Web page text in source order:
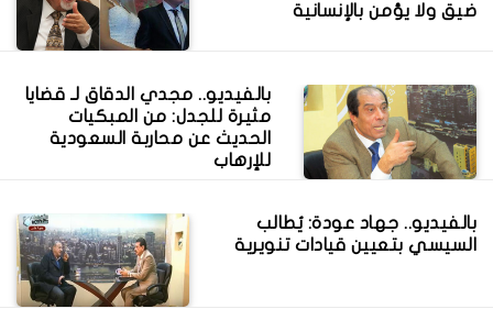
ضيق ولا يؤمن بالإنسانية
بالفيديو.. مجدي الدقاق لـ قضايا
مثيرة للجدل: من المبكيات
الحديث عن محاربة السعودية
للإرهاب
بالفيديو.. جهاد عودة: يُطالب
السيسي بتعيين قيادات تنويرية